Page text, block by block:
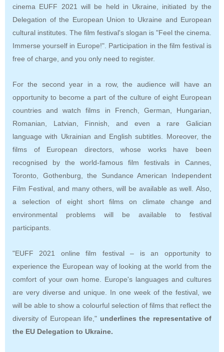
cinema EUFF 2021 will be held in Ukraine
initiated by the
Delegation of the European Union to Ukraine and European
cultural institutes . The film festival's slogan is "Feel the cinema.
Immerse yourself in Europe!". Participation in the film festival is
free of charge, and you only need to register.
For the second year in a row, the audience will have an
opportunity to become a part of the culture of eight European
countries and watch films in French, German, Hungarian,
Romanian, Latvian, Finnish, and even a rare Galician
language with Ukrainian and English subtitles. Moreover, the
films of European directors, whose works have been
recognised by the world-famous film festivals in Cannes,
Toronto, Gothenburg, the Sundance American Independent
Film Festival, and many others, will be available as well Also,
a selection of eight short films on climate change and
environmental problems will be available to festival
participants
"EUFF 2021 online film festival – is an opportunity to
experience the European way of looking at the world from the
comfort of your own home. Europe's languages and cultures
are very diverse and unique. In one week of the festival, we
will be able to show a colourful selection of films that reflect the
diversity of European life," underlines the representative of
the EU Delegation to Ukraine.